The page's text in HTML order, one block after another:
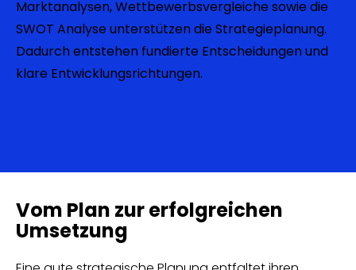
Marktanalysen, Wettbewerbsvergleiche sowie die
SWOT Analyse unterstützen die Strategieplanung.
Dadurch entstehen fundierte Entscheidungen und
klare Entwicklungsrichtungen.
Vom Plan zur erfolgreichen
Umsetzung